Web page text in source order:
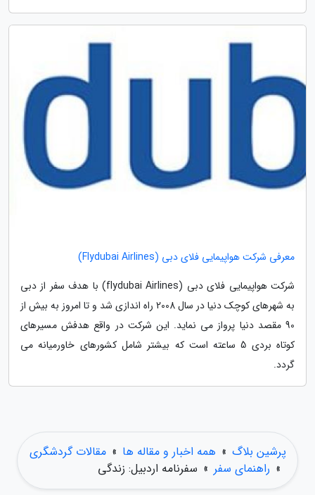
معرفی شرکت هواپیمایی فلای دبی (Flydubai Airlines)
شرکت هواپیمایی فلای دبی (flydubai Airlines) با هدف سفر از دبی
به شهرهای کوچک دنیا در سال 2008 راه اندازی شد و تا امروز به بیش از
90 مقصد دنیا پرواز می نماید. این شرکت در واقع هدفش مسیرهای
کوتاه بردی 5 ساعته است که بیشتر شامل کشورهای خاورمیانه می
گردد.
پرشین بلاگ » همه اخبار و مقاله ها » مقالات گردشگری
» راهنمای سفر » سفرنامه اردبیل: زندگی